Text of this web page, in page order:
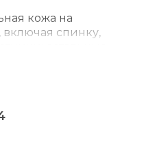
кожа на
включая спинку,
искусственной
по цвету.
Caramel с
фактурой.
американский с
подходит для